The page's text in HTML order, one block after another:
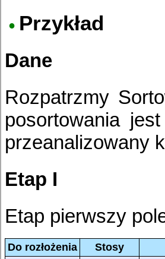
Przykład
Dane
Rozpatrzmy
posortowania
przeanalizowany
Etap I
Etap pierwszy
Do rozłożenia Stosy